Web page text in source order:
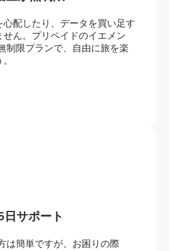
心配したり、データを買い足す
せん。プリペイドのイエメン
制限プランで、自由に旅を楽
サポート
は簡単ですが、お困りの際